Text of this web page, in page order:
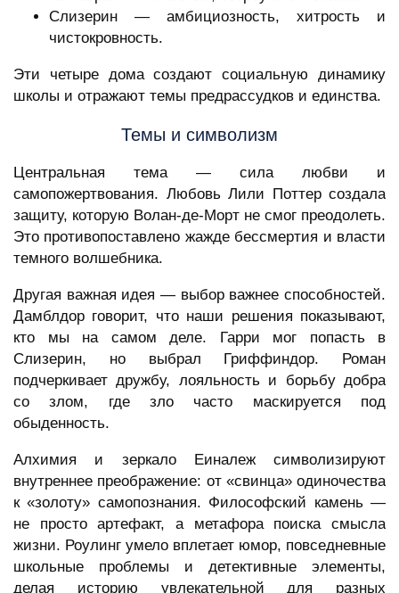
Слизерин — амбициозность, хитрость и
чистокровность.
Эти четыре дома создают социальную динамику
школы и отражают темы предрассудков и единства.
Темы и символизм
Центральная тема — сила любви и
самопожертвования. Любовь Лили Поттер создала
защиту, которую Волан-де-Морт не смог преодолеть.
Это противопоставлено жажде бессмертия и власти
темного волшебника.
Другая важная идея — выбор важнее способностей.
Дамблдор говорит, что наши решения показывают,
кто мы на самом деле. Гарри мог попасть в
Слизерин, но выбрал Гриффиндор. Роман
подчеркивает дружбу, лояльность и борьбу добра
со злом, где зло часто маскируется под
обыденность.
Алхимия и зеркало Еиналеж символизируют
внутреннее преображение: от «свинца» одиночества
к «золоту» самопознания. Философский камень —
не просто артефакт, а метафора поиска смысла
жизни. Роулинг умело вплетает юмор, повседневные
школьные проблемы и детективные элементы,
делая историю увлекательной для разных